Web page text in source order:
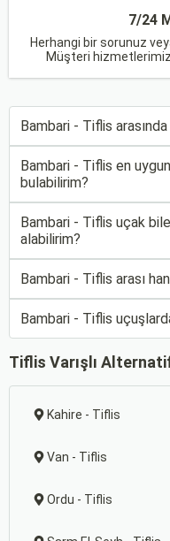
7/24
Herhangi bir sorunuz
Müşteri
Bambari - Tiflis
Bambari - Tiflis en
bulabilirim?
Bambari - Tiflis uçak
alabilirim?
Bambari - Tiflis arası
Bambari - Tiflis
Tiflis Varışlı
Kahire - Tiflis
Van - Tiflis
Ordu - Tiflis